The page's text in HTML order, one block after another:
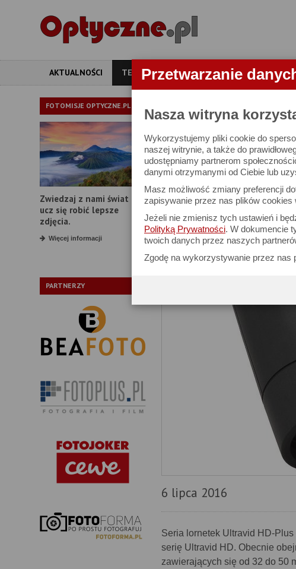
Przetwarzanie
Nasza witryna
Wykorzystujemy pliki cookie do
naszej witrynie, a także do
udostępniamy partnerom
danymi otrzymanymi od Ciebie lub
Masz możliwość zmiany preferencji
zapisywanie przez nas plików
Jeżeli nie zmienisz tych ustawień i
Polityką Prywatności. W dokumencie
twoich danych przez naszych
Zgodę na wykorzystywanie przez
AKTUALNOŚCI TESTY ARTYKUŁY APARATY
FOTOMISJE OPTYCZNE.PL
Zwiedzaj z nami świat i
ucz się robić lepsze
zdjęcia.
Więcej informacji
PARTNERZY
TEST LORNETKI
Leica Ultravid HD-
6 lipca 2016
Seria lornetek Ultravid HD-
serię Ultravid HD. Obecnie
zawierających się od 32 do 50